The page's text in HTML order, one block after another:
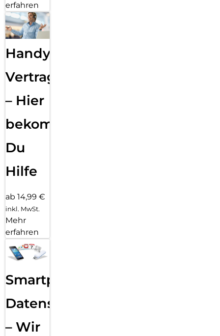
erfahren
Handy
Vertragsabwicklung
– Hier
bekommst
Du
Hilfe
ab 14,99 €
inkl. MwSt.
Mehr
erfahren
Smartphone
Datensicherung
– Wir